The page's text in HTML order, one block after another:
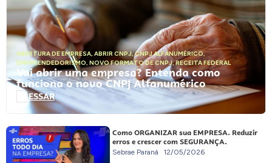
ABERTURA DE EMPRESA, ABRIR CNPJ,CNPJ ALFANUMÉRICO,
EMPREENDEDORISMO, NOVO FORMATO DE CNPJ,RECEITA FEDERAL
Vai abrir uma empresa? Entenda como
funciona o novo CNPJ Alfanumérico
ACESSAR
Como ORGANIZAR sua EMPRESA. Reduzir
erros e crescer com SEGURANÇA.
Sebrae Paraná 12/05/2026